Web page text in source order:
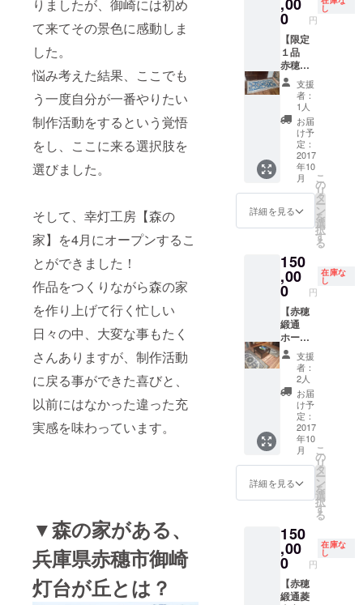
りましたが、御崎には初め
て来てその景色に感動しま
した。
悩み考えた結果、ここでも
う一度自分が一番やりたい
制作活動をするという覚悟
をし、ここに来る選択肢を
選びました。
そして、幸灯工房【森の
家】を4月にオープンするこ
とができました！
作品をつくりながら森の家
を作り上げて行く忙しい
日々の中、大変な事もたく
さんありますが、制作活動
に戻る事ができた喜びと、
以前にはなかった違った充
実感を味わっています。
▼森の家がある、
兵庫県赤穗市御崎
灯台が丘とは？
れぞれ
１点も
ので
す。 写
真は
15cm×
15cmの
樹脂製
額
＋ ・森
の庭入
場チ
ケット
回数
券 500
円×２枚
※有効期
限２０
１８年
１２月
３１日
※竹や森
の植物
をどう
ぞお持
ち帰り
,00
0 円
し
【限定
１品
赤穂段
通一
畳】 ・
赤穂段
通１枚
（畳一
畳分）
詳しく
は→
http://a
kodant
su.com/
works/2
142.php
+ ・森
の家宿
泊券 ※
素泊ま
り：3人
まで泊
まれま
す。 ※
カップ
ル及び
女性の
み ※宿
泊概要
は別途
支援者
にお知
らせし
ます。
スト
カード
と灯台
が丘探
検地図
＋ ・森
支援
者：
1人
お届
け予
定：
2017
年10
月
詳細を見る
こ
の
リ
タ
ー
ン
を
選
択
す
る
150
,00
0 円
在庫な
し
【赤穂
緞通
ホータ
ン】 ・
赤穂緞
通ホー
タン１
枚（畳
一畳
分） 詳
しくは
→
http://a
kodant
su.com/
works/2
post-
143.php
+ ・森
の家宿
泊券 ※
素泊ま
支援
者：
2人
お届
け予
定：
2017
年10
月
詳細を見る
こ
の
リ
タ
ー
ン
を
選
択
す
る
150
,00
0 円
在庫な
し
【赤穂
緞通菱